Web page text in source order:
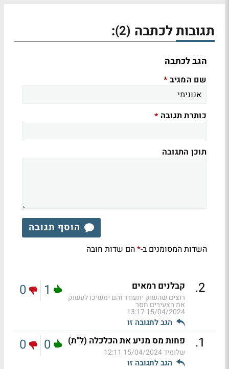
תגובות לכתבה (2)
:
הגב לכתבה
שם המגיב *
כותרת תגובה *
תוכן התגובה
הוסף תגובה
השדות המסומנים ב-*הם שדות חובה
2
. קבלנים רמאים
רוצים שהשוק יתעורר והם ימשיכו לעשוק
את הצעירים חסר
15/04/2024 13:17
הגב לתגובה זו
1
0
1
. פחות מס מניע את הכלכלה (ל"ת)
שלומיד15/04/2024 12:11
הגב לתגובה זו
0
0